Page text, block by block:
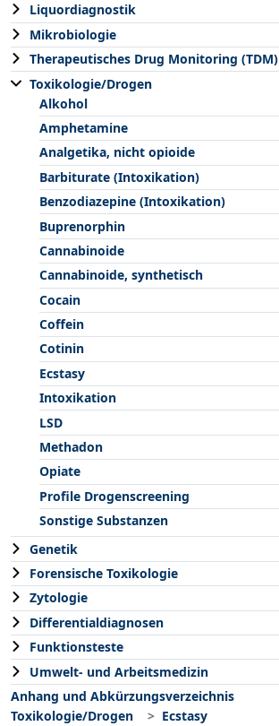
Liquordiagnostik
Mikrobiologie
Therapeutisches Drug Monitoring (TDM)
Toxikologie/Drogen
Alkohol
Amphetamine
Analgetika, nicht opioide
Barbiturate (Intoxikation)
Benzodiazepine (Intoxikation)
Buprenorphin
Cannabinoide
Cannabinoide, synthetisch
Cocain
Coffein
Cotinin
Ecstasy
Intoxikation
LSD
Methadon
Opiate
Profile Drogenscreening
Sonstige Substanzen
Genetik
Forensische Toxikologie
Zytologie
Differentialdiagnosen
Funktionsteste
Umwelt- und Arbeitsmedizin
Anhang und Abkürzungsverzeichnis
Toxikologie/Drogen
Ecstasy